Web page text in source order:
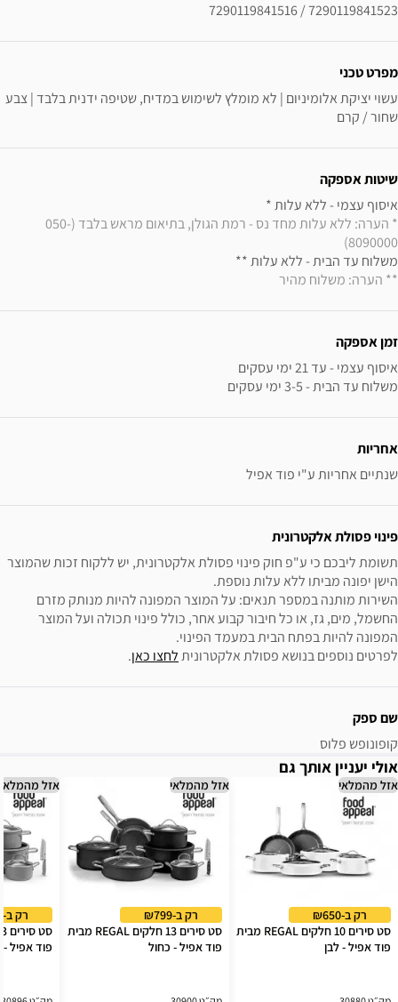
7290119841523 / 7290119841516
מפרט טכני
שחור / קרם
שיטות אספקה
איסוף עצמי - ללא עלות *
* הערה: ללא עלות מחד נס - רמת הגולן, בתיאום מראש בלבד (050-
8090000)
משלוח עד הבית - ללא עלות **
** הערה: משלוח מהיר
זמן אספקה
משלוח עד הבית - 3-5 ימי עסקים
אחריות
שנתיים אחריות ע"י פוד אפיל
פינוי פסולת אלקטרונית
לפרטים נוספים בנושא פסולת אלקטרונית לחצו כאן.
שם ספק
קופונופש פלוס
אולי יעניין אותך גם
אזל מהמלאי
רק ב-₪650
סט סירים 10 חלקים REGAL מבית
פוד אפיל - לבן
אזל מהמלאי
רק ב-₪799
סט סירים 13 חלקים REGAL מבית
פוד אפיל - כחול
אזל מהמלאי
רק ב-₪799
פוד אפיל -